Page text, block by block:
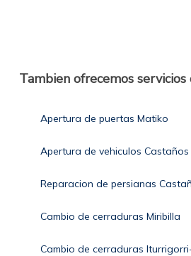
Tambien ofrecemos servicios
Apertura de puertas Matiko
Apertura de vehiculos Castaños
Reparacion de persianas
Cambio de cerraduras Miribilla
Cambio de cerraduras